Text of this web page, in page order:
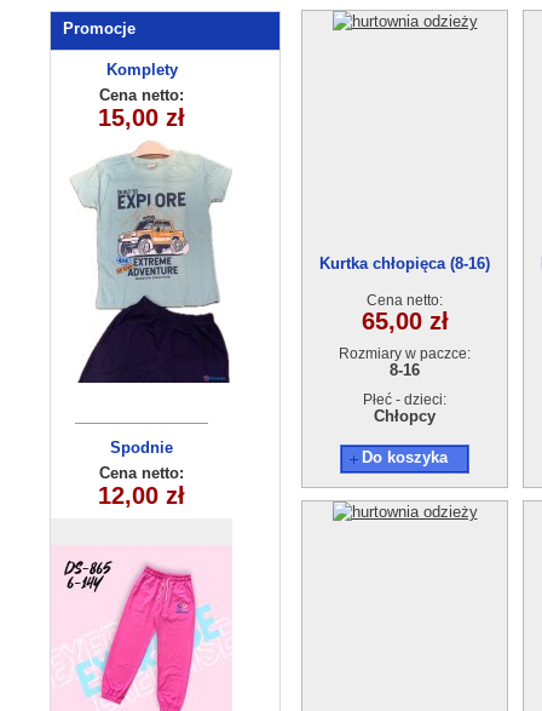
Promocje
Komplety
dziecięce
(7-10 ) 4szt
Cena netto:
15,00 zł
Spodnie
dziecięce
DS-865(6-14)
10szt
Cena netto:
12,00 zł
Bluza dziecieca
(6-16）6szt
Cena netto:
25,00 zł
Opaska
dziecięca
250510-4
Cena netto:
10,00 zł
Kurtka chłopięca (8-16)
Cena netto:
65,00 zł
Rozmiary w paczce:
8-16
Płeć - dzieci:
Chłopcy
Do koszyka